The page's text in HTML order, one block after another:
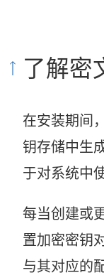
了解密
在安装期间
钥存储中生
于对系统中
每当创建或
置加密密钥
与其对应的